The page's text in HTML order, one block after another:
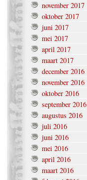
november 2017
oktober 2017
juni 2017
mei 2017
april 2017
maart 2017
december 2016
november 2016
oktober 2016
september 2016
augustus 2016
juli 2016
juni 2016
mei 2016
april 2016
maart 2016